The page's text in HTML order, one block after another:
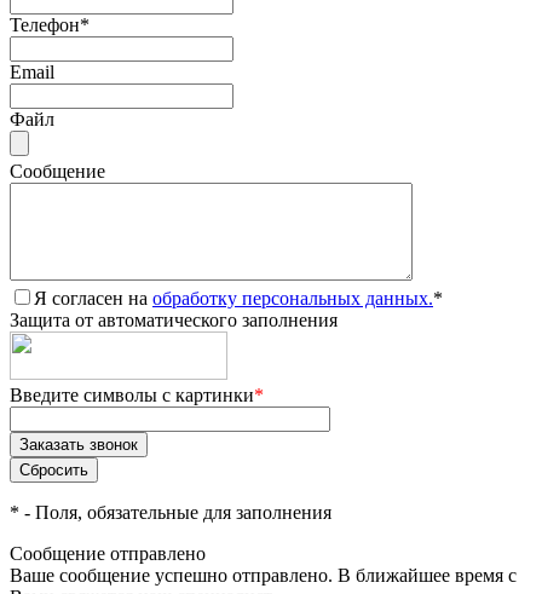
Телефон*
Email
Файл
Сообщение
Я согласен на обработку персональных данных.*
Защита от автоматического заполнения
Введите символы с картинки*
* - Поля, обязательные для заполнения
Сообщение отправлено
Ваше сообщение успешно отправлено. В ближайшее время с